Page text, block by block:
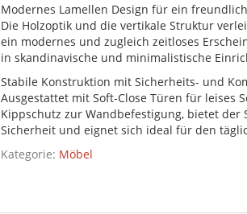
Modernes Lamellen Design für ein
Die Holzoptik und die vertikale Struktur
ein modernes und zugleich zeitloses
in skandinavische und minimalistische
Stabile Konstruktion mit Sicherheits- und
Ausgestattet mit Soft-Close Türen für leises
Kippschutz zur Wandbefestigung, bietet der
Sicherheit und eignet sich ideal für den
Kategorie: Möbel